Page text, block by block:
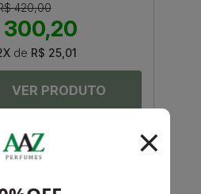
420,00
300,20
de R$ 25,01
De Toilette Masculino